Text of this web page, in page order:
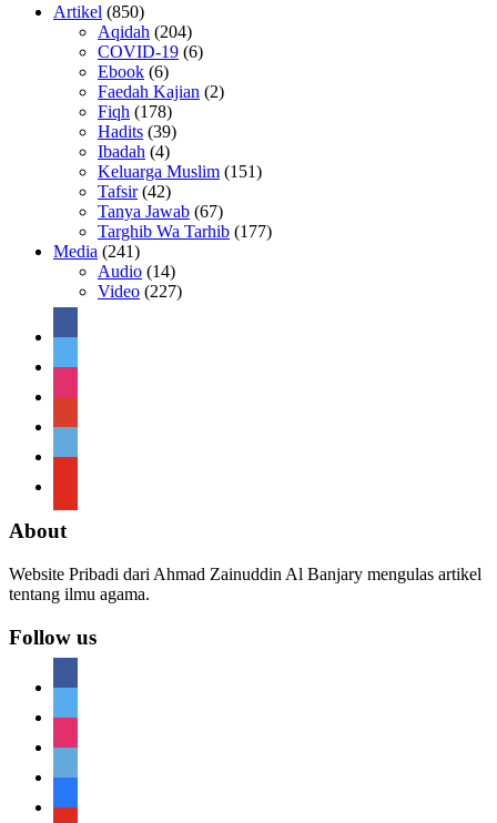
Artikel (850)
Aqidah (204)
COVID-19 (6)
Ebook (6)
Faedah Kajian (2)
Fiqh (178)
Hadits (39)
Ibadah (4)
Keluarga Muslim (151)
Tafsir(42)
Tanya Jawab (67)
Targhib Wa Tarhib (177)
Media (241)
Audio (14)
Video (227)
About
Website Pribadi dari Ahmad Zainuddin Al Banjary mengulas artikel
tentang ilmu agama.
Follow us